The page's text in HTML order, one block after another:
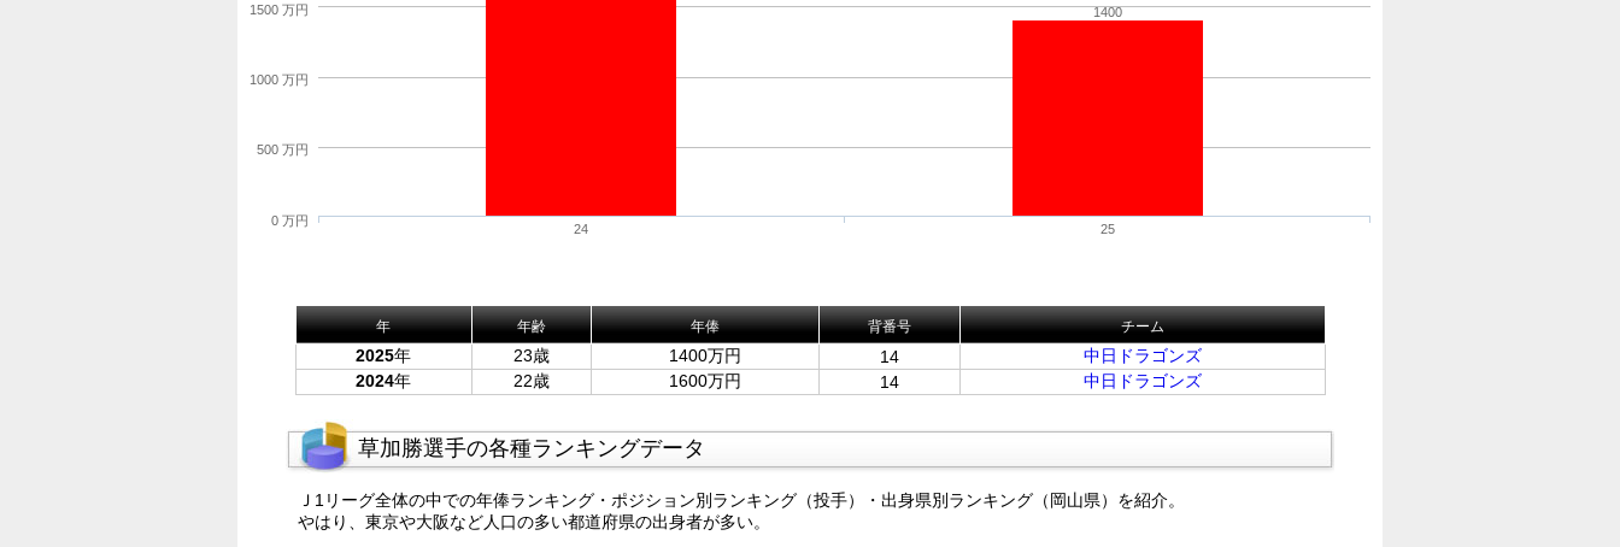
1400
24 25
0 万円
500 万円
1000 万円
1500 万円
年 年齢 年俸 背番号 チーム
2025年 23歳 1400万円 14
中日ドラゴンズ
2024年 22歳 1600万円 14 中日ドラゴンズ
草加勝選手の各種ランキングデータ
Ｊ1リーグ全体の中での年俸ランキング・ポジション別ランキング（投手）・出身県別ランキング（岡山県）を紹介。
やはり、東京や大阪など人口の多い都道府県の出身者が多い。